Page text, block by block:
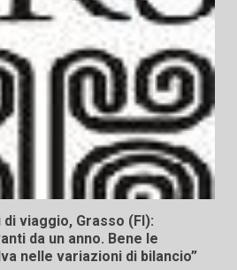
viaggio, Grasso (FI):
da un anno. Bene le
nelle variazioni di bilancio”